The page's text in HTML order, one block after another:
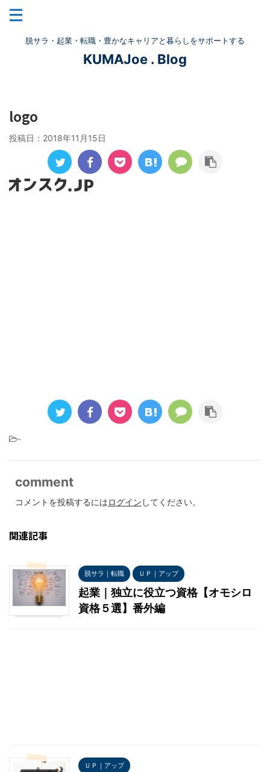
脱サラ・起業・転職・豊かなキャリアと暮らしをサポートする
KUMAJoe . Blog
logo
投稿日： 2018年11月15日
-
comment
コメントを投稿するにはログイン してください。
関連記事
脱サラ｜転職 ＵＰ｜アップ
起業｜独立に役立つ資格【オモシロ
資格５選】番外編
ＵＰ｜アップ